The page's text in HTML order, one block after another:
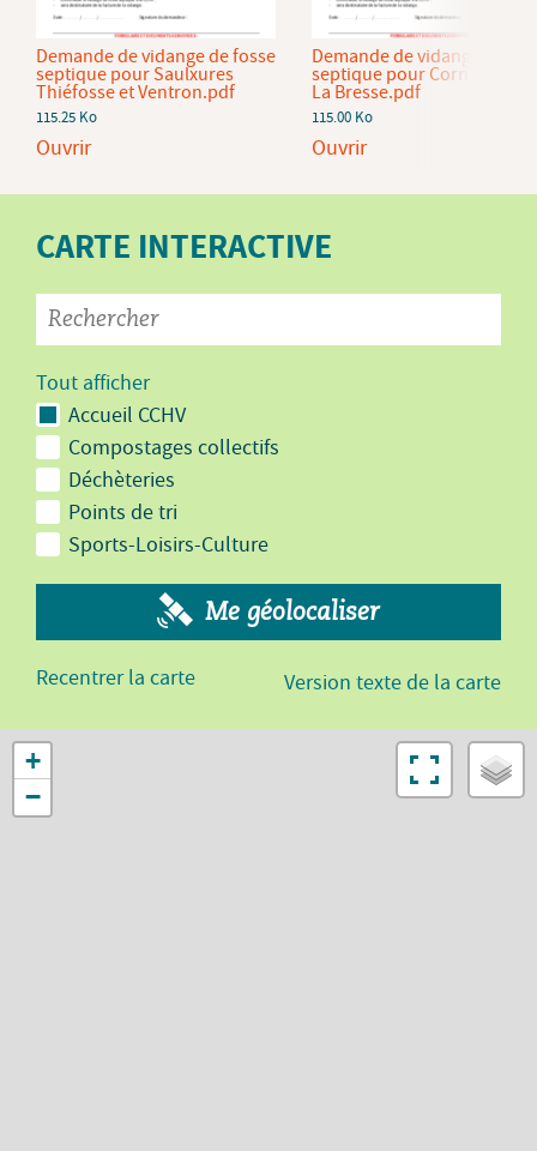
Demande de vidange de fosse
septique pour Saulxures
Thiéfosse et Ventron.pdf
115.25 Ko
Ouvrir
Demande de vidange de
septique pour Cornimont et
La Bresse.pdf
115.00 Ko
Ouvrir
CARTE INTERACTIVE
Tout afficher
Accueil CCHV
Compostages collectifs
Déchèteries
Points de tri
Sports-Loisirs-Culture
Me géolocaliser
Recentrer la carte Version texte de la carte
+
−